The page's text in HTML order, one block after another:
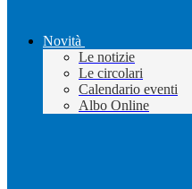
Novità
Le notizie
Le circolari
Calendario eventi
Albo Online